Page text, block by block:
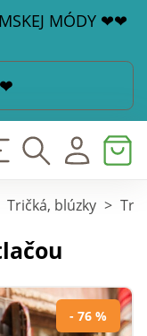
MÓDY ❤❤
Tričká, blúzky >
- 76 %